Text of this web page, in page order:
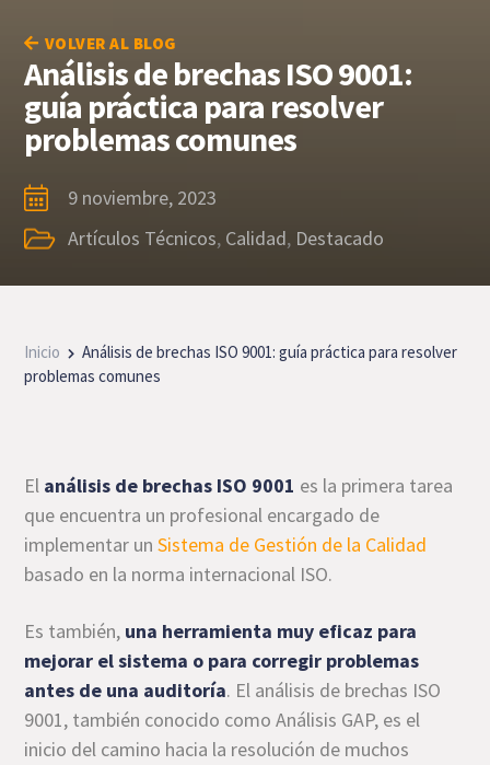
VOLVER AL BLOG
Análisis de brechas ISO 9001:
guía práctica para resolver
problemas comunes
9 noviembre, 2023
Artículos Técnicos, Calidad, Destacado
Inicio
Análisis de brechas ISO 9001: guía práctica para resolver
problemas comunes
El análisis de brechas ISO 9001 es la primera tarea
que encuentra un profesional encargado de
implementar unSistema de Gestión de la Calidad
basado en la norma internacional ISO.
Es también, una herramienta muy eficaz para
mejorar el sistema o para corregir problemas
antes de una auditoría. El análisis de brechas ISO
9001, también conocido como Análisis GAP, es el
inicio del camino hacia la resolución de muchos